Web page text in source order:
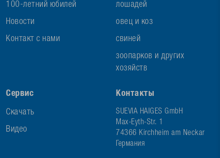
100-летний юбилей
Новости
Контакт с нами
лошадей
овец и коз
свиней
зоопарков и других
хозяйств
Сервис
Скачать
Видео
Контакты
SUEVIA HAIGES GmbH
Max-Eyth-Str. 1
74366 Kirchheim am Neckar
Германия